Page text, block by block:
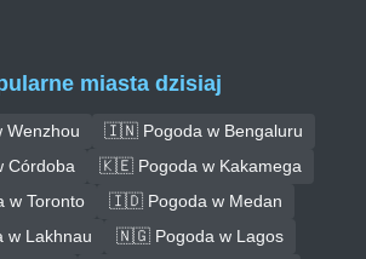
miasta dzisiaj
🇮🇳 Pogoda w Bengaluru
🇰🇪 Pogoda w Kakamega
Toronto
🇮🇩 Pogoda w Medan
Lakhnau
🇳🇬 Pogoda w Lagos